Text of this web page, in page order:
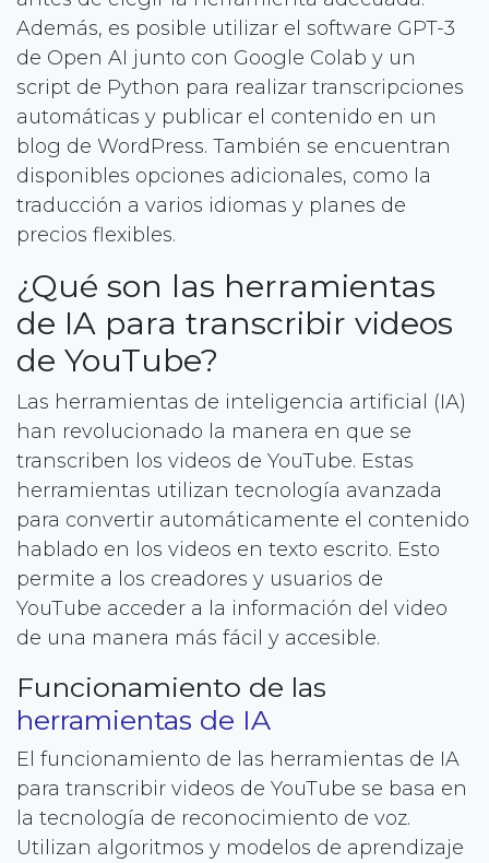
Además, es posible utilizar el software GPT-3
de Open AI junto con Google Colab y un
script de Python para realizar transcripciones
automáticas y publicar el contenido en un
blog de WordPress. También se encuentran
disponibles opciones adicionales, como la
traducción a varios idiomas y planes de
precios flexibles.
¿Qué son las herramientas
de IA para transcribir videos
de YouTube?
Las herramientas de inteligencia artificial (IA)
han revolucionado la manera en que se
transcriben los videos de YouTube. Estas
herramientas utilizan tecnología avanzada
para convertir automáticamente el contenido
hablado en los videos en texto escrito. Esto
permite a los creadores y usuarios de
YouTube acceder a la información del video
de una manera más fácil y accesible.
Funcionamiento de las
herramientas de IA
El funcionamiento de las herramientas de IA
para transcribir videos de YouTube se basa en
la tecnología de reconocimiento de voz.
Utilizan algoritmos y modelos de aprendizaje